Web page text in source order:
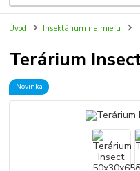
Úvod Insektárium na mieru
Terárium
Novinka